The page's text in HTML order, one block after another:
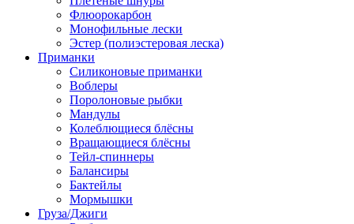
Флюорокарбон
Монофильные лески
Эстер (полиэстеровая леска)
Приманки
Силиконовые приманки
Воблеры
Поролоновые рыбки
Мандулы
Колеблющиеся блёсны
Вращающиеся блёсны
Тейл-спиннеры
Балансиры
Бактейлы
Мормышки
Груза/Джиги